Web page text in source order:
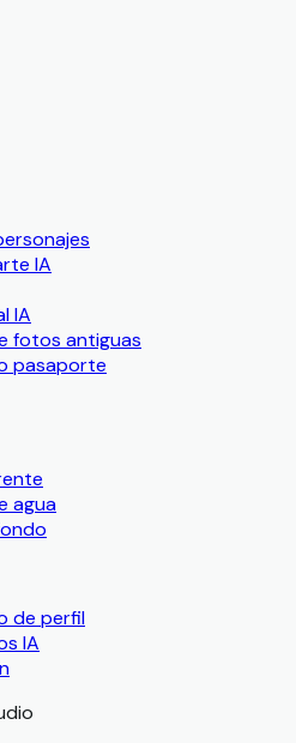
IA
IA
fotos antiguas
pasaporte
agua
de perfil
IA